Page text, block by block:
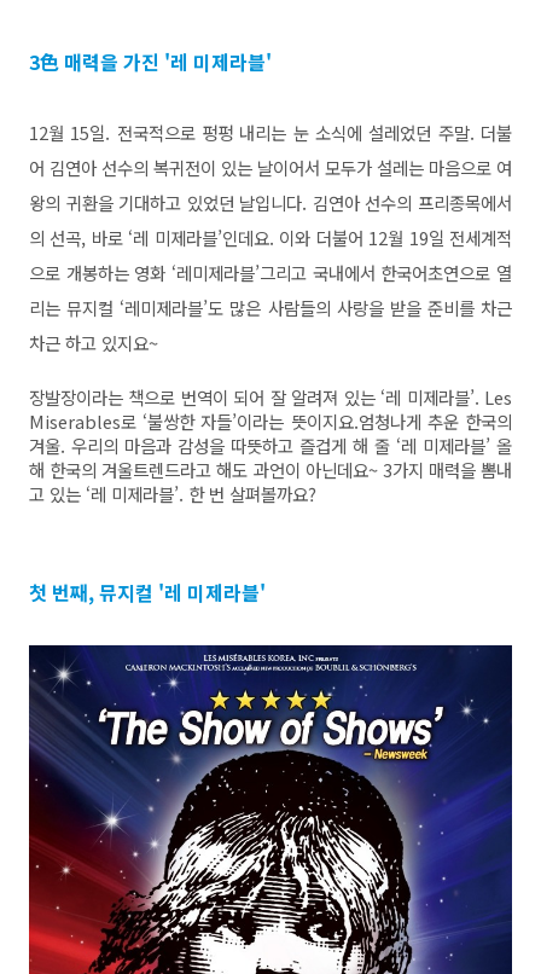
3色 매력을 가진 '레 미제라블'
12월 15일. 전국적으로 펑펑 내리는 눈 소식에 설레었던 주말. 더불
어 김연아 선수의 복귀전이 있는 날이어서 모두가 설레는 마음으로 여
왕의 귀환을 기대하고 있었던 날입니다. 김연아 선수의 프리종목에서
의 선곡, 바로 ‘레 미제라블’인데요. 이와 더불어 12월 19일 전세계적
으로 개봉하는 영화 ‘레미제라블’그리고 국내에서 한국어초연으로 열
리는 뮤지컬 ‘레미제라블’도 많은 사람들의 사랑을 받을 준비를 차근
차근 하고 있지요~
장발장이라는 책으로 번역이 되어 잘 알려져 있는 ‘레 미제라블’. Les
Miserables로 ‘불쌍한 자들’이라는 뜻이지요.엄청나게 추운 한국의
겨울. 우리의 마음과 감성을 따뜻하고 즐겁게 해 줄 ‘레 미제라블’ 올
해 한국의 겨울트렌드라고 해도 과언이 아닌데요~ 3가지 매력을 뽐내
고 있는 ‘레 미제라블’. 한 번 살펴볼까요?
첫 번째, 뮤지컬 '레 미제라블'